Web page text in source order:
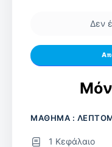
Δεν
ΜΑΘΗΜΑ :
1 Κεφάλαιο